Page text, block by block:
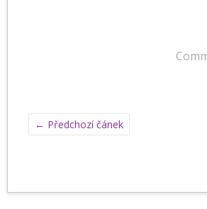
← Předchozí čánek